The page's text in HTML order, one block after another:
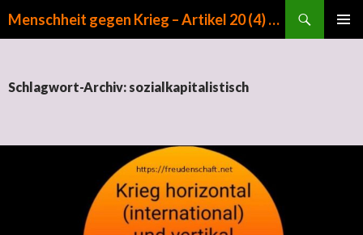
Menschheit gegen Krieg – Artikel 20 (4) GG
Schlagwort-Archiv: sozialkapitalistisch